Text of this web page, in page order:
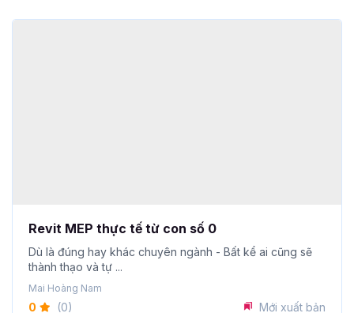
Revit MEP thực tế từ con số 0
thành thạo và tự ...